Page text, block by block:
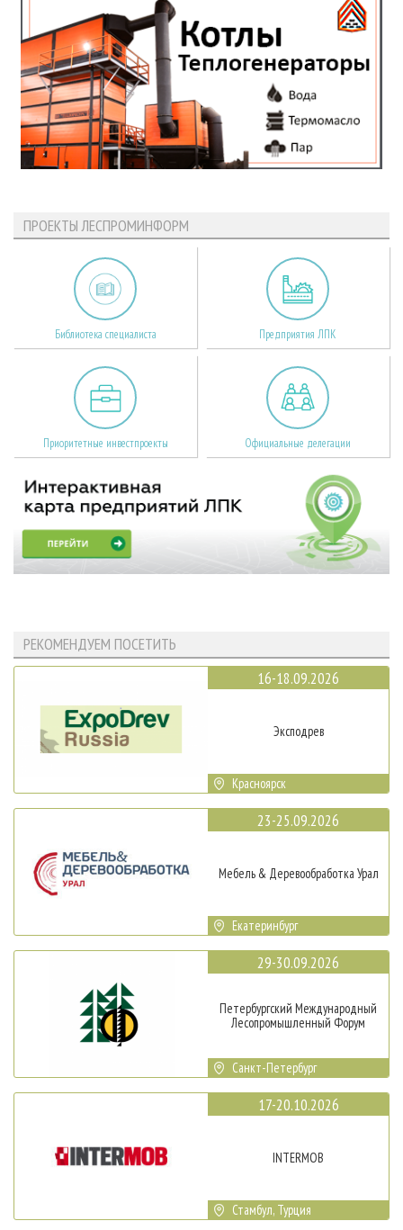
ПРОЕКТЫ ЛЕСПРОМИНФОРМ
Библиотека специалиста Предприятия ЛПК
Приоритетные инвестпроекты Официальные делегации
РЕКОМЕНДУЕМ ПОСЕТИТЬ
16-18.09.2026
Эксподрев
Красноярск
23-25.09.2026
Мебель & Деревообработка Урал
Екатеринбург
29-30.09.2026
Петербургский Международный
Лесопромышленный Форум
Санкт-Петербург
17-20.10.2026
INTERMOB
Стамбул, Турция